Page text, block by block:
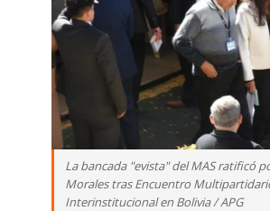
La bancada "evista" del MAS ratificó
Morales tras Encuentro
Interinstitucional en Bolivia / APG